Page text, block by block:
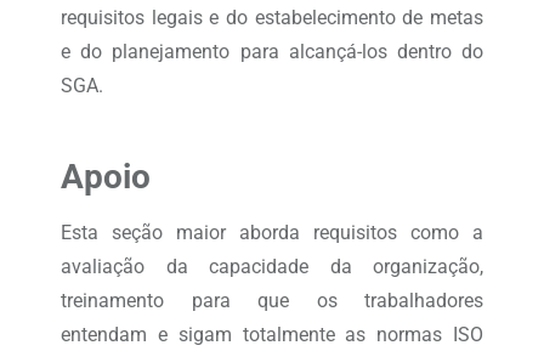
requisitos legais e do estabelecimento de metas
e do planejamento para alcançá-los dentro do
SGA.
Apoio
Esta seção maior aborda requisitos como a
avaliação da capacidade da organização,
treinamento para que os trabalhadores
entendam e sigam totalmente as normas ISO